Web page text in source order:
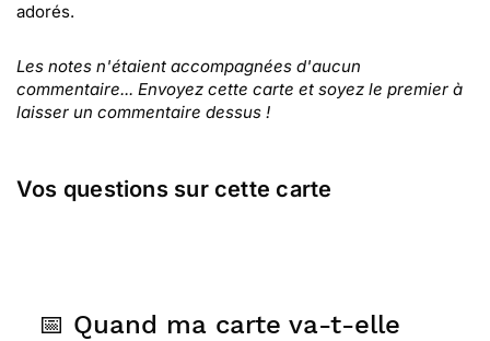
adorés.
Les notes n'étaient accompagnées d'aucun
commentaire... Envoyez cette carte et soyez le premier à
laisser un commentaire dessus !
Vos questions sur cette carte
📅 Quand ma carte va-t-elle